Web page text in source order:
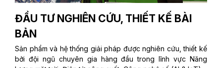
ĐẦU TƯ NGHIÊN CỨU, THIẾT KẾ BÀI
BẢN
Sản phẩm và hệ thống giải pháp được nghiên cứu, thiết kế
bởi đội ngũ chuyên gia hàng đầu trong lĩnh vực Năng